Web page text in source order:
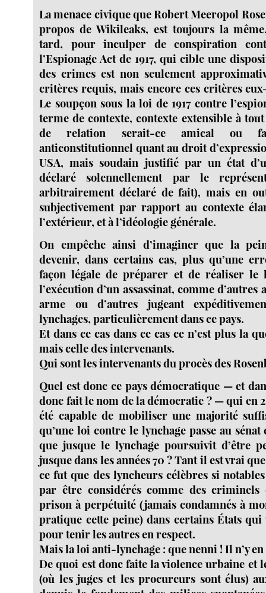
La menace civique que Robert Meeropol
propos de Wikileaks, est toujours la
tard, pour inculper de conspiration
l’Espionage Act de 1917, qui cible une
des crimes est non seulement
critères requis, mais encore ces critères
Le soupçon sous la loi de 1917 contre
terme de contexte, contexte extensible à
de relation serait-ce amical ou
anticonstitutionnel quant au droit
USA, mais soudain justifié par un état
déclaré solennellement par le
arbitrairement déclaré de fait), mais en
subjectivement par rapport au contexte
l’extérieur, et à l’idéologie générale.
On empêche ainsi d’imaginer que la
devenir, dans certains cas, plus qu’une
façon légale de préparer et de réaliser le
l’exécution d’un assassinat, comme d’autres
arme ou d’autres jugeant
lynchages, particulièrement dans ce pays.
Et dans ce cas dans ce cas ce n’est plus la
mais celle des intervenants.
Qui sont les intervenants du procès des
Quel est donc ce pays démocratique — et
donc fait le nom de la démocratie ? — qui en
été capable de mobiliser une majorité
qu’une loi contre le lynchage passe au
que jusque le lynchage poursuivit d’être
jusque dans les années 70 ? Tant il est vrai
ce fut que des lyncheurs célèbres si
par être considérés comme des criminels
prison à perpétuité (jamais condamnés à
pratique cette peine) dans certains États qui
pour tenir les autres en respect.
Mais la loi anti-lynchage : que nenni ! Il n’y en
De quoi est donc faite la violence urbaine et
(où les juges et les procureurs sont élus)